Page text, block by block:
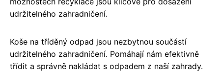
udržitelného zahradničení.
Koše na tříděný odpad jsou nezbytnou součástí
udržitelného zahradničení. Pomáhají nám efektivně
třídit a správně nakládat s odpadem z naší zahrady.